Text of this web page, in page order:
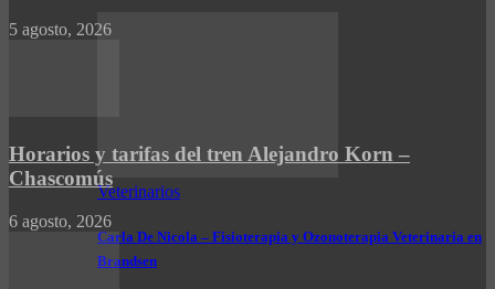
Veterinarios
Carla De Nicola – Fisioterapia y Ozonoterapia Veterinaria en
Brandsen
5 agosto, 2026
Horarios y tarifas del tren Alejandro Korn –
Chascomús
6 agosto, 2026